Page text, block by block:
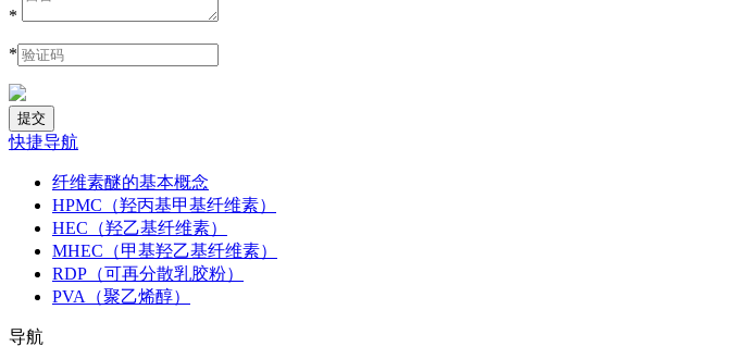
*
*
快捷导航
纤维素醚的基本概念
HPMC（羟丙基甲基纤维素）
HEC（羟乙基纤维素）
MHEC（甲基羟乙基纤维素）
RDP（可再分散乳胶粉）
PVA（聚乙烯醇）
导航